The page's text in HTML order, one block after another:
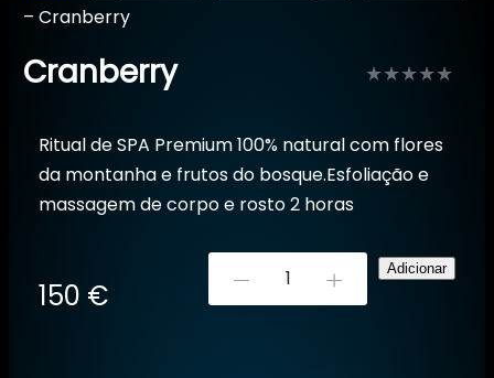
–Cranberry
Cranberry
de
Ritual de SPA Premium 100% natural com flores
da montanha e frutos do bosque.Esfoliação e
massagem de corpo e rosto 2 horas
150 €
Quantidade
Adicionar